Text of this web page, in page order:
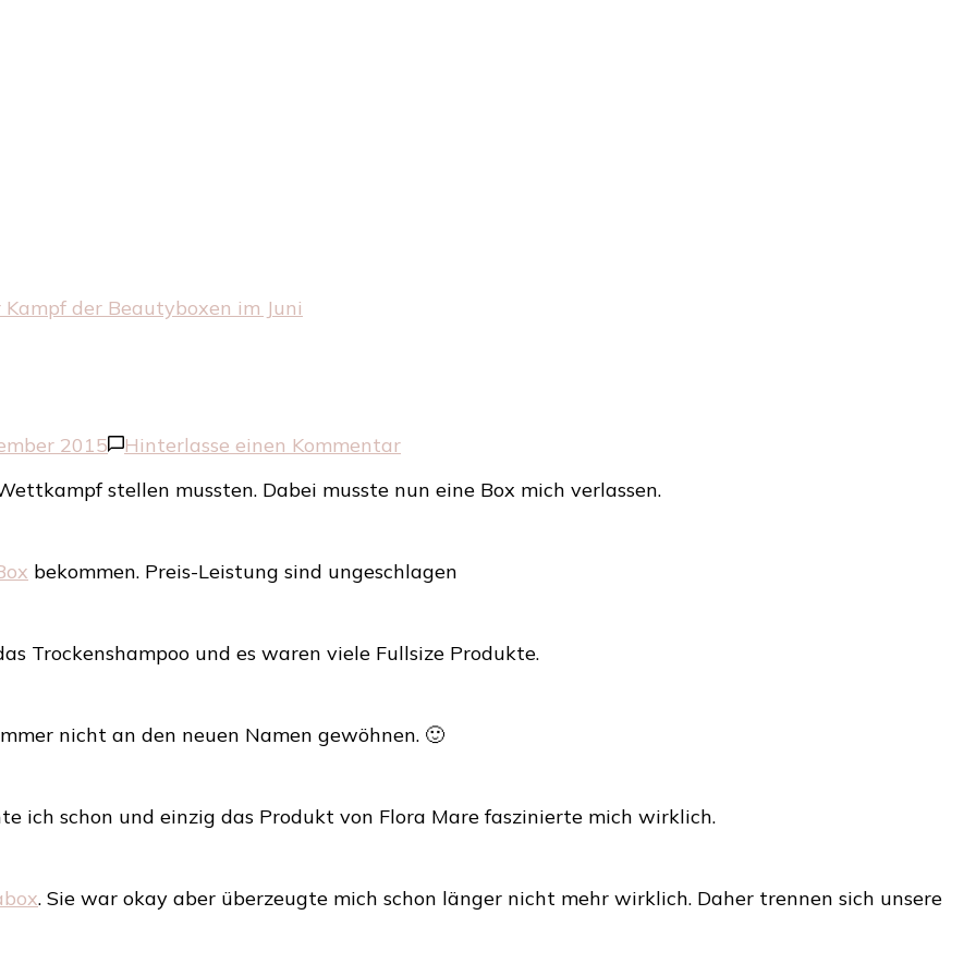
Kampf der Beautyboxen im Juni
2015 Hinterlasse einen Kommentarzu
Kampf
im
stellen mussten. Dabei musste nun eine Box mich verlassen.
bekommen. Preis-Leistung sind ungeschlagen
Trockenshampoo und es waren viele Fullsize Produkte.
nicht an den neuen Namen gewöhnen. 🙂
ich schon und einzig das Produkt von Flora Mare faszinierte mich wirklich.
. Sie war okay aber überzeugte mich schon länger nicht mehr wirklich. Daher trennen sich unsere